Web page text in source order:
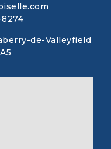
8274
de-Valleyfield